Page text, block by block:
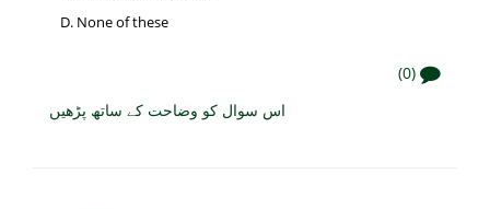
None of these
(0)
اس سوال کو وضاحت کے ساتھ پڑھیں